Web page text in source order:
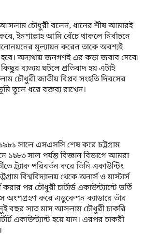
চৌধুরী বলেন, ধানের শীষ আমারই
ইনশাল্লাহ আমি বেঁচে থাকলে নির্বাচনে
মূল্যায়ন করেন তাকে অবশ্যই
অন্যথায় জনগণই এর কড়া জবাব দেবে৷
ব্যত্যয় ঘটলে প্রতিবাদ হয় এটাই
চৌধুরী জাতীয় বিপ্লব সংহতি দিবসের
তুলে ধরে বক্তব্য রাখেন।
সালে এসএসসি শেষ করে চট্টগ্রাম
১৯৮৩ সাল পর্যন্ত বিজ্ঞান বিভাগে আমরা
ট্র্যাক পরিবর্তন করে তিনি একাউন্টিং
বিশ্ববিদ্যালয় থেকে অনার্স ও মাস্টার্স
পর চৌধুরী চার্টার্ড একাউন্ট্যান্টে ভর্তি
অংশগ্রহণ করে এডুকেশন ক্যাডারে তাঁর
বছর সাত মাস আসলাম চৌধুরী চাকরি
একাউন্ট্যান্ট হয়ে যান। এরপর চাকরী